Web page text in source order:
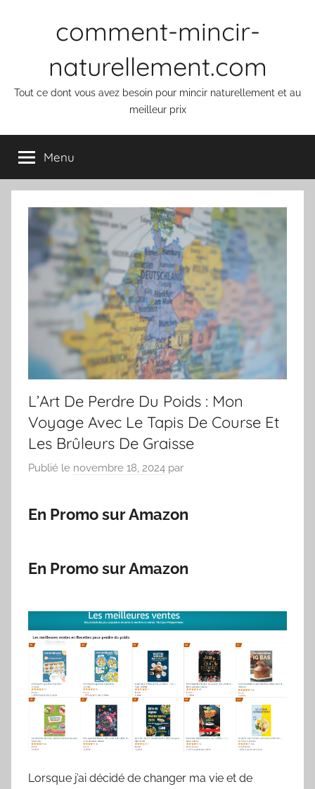
comment-mincir-
naturellement.com
Tout ce dont vous avez besoin pour mincir naturellement et au
meilleur prix
Menu
L’Art De Perdre Du Poids : Mon
Voyage Avec Le Tapis De Course Et
Les Brûleurs De Graisse
Publié le novembre 18, 2024 par
En Promo sur Amazon
En Promo sur Amazon
Lorsque j’ai décidé de changer ma vie et de